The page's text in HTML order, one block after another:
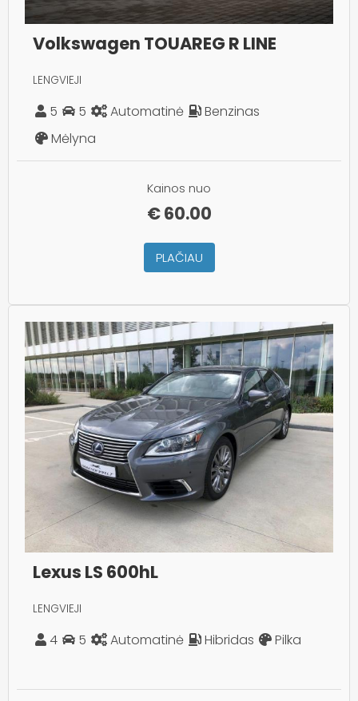
Volkswagen TOUAREG R LINE
LENGVIEJI
5 5 Automatinė
Benzinas
Mėlyna
Kainos nuo
€60.00
PLAČIAU
Lexus LS 600hL
LENGVIEJI
4 5 Automatinė Hibridas Pilka